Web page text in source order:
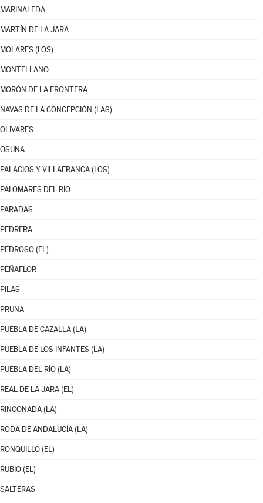
MARINALEDA
MARTÍN DE LA JARA
MOLARES (LOS)
MONTELLANO
MORÓN DE LA FRONTERA
NAVAS DE LA CONCEPCIÓN (LAS)
OLIVARES
OSUNA
PALACIOS Y VILLAFRANCA (LOS)
PALOMARES DEL RÍO
PARADAS
PEDRERA
PEDROSO (EL)
PEÑAFLOR
PILAS
PRUNA
PUEBLA DE CAZALLA (LA)
PUEBLA DE LOS INFANTES (LA)
PUEBLA DEL RÍO (LA)
REAL DE LA JARA (EL)
RINCONADA (LA)
RODA DE ANDALUCÍA (LA)
RONQUILLO (EL)
RUBIO (EL)
SALTERAS